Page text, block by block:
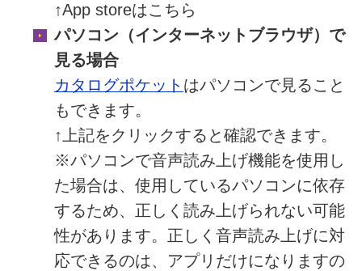
↑App storeはこちら
パソコン（インターネットブラウザ）で
見る場合
カタログポケット はパソコンで見ること
もできます。
↑上記をクリックすると確認できます。
※パソコンで音声読み上げ機能を使用し
た場合は、使用しているパソコンに依存
するため、正しく読み上げられない可能
性があります。正しく音声読み上げに対
応できるのは、アプリだけになりますの